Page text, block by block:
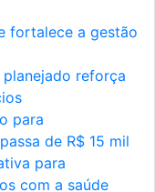
fortalece a gestão
reforça
para
de R$ 15 mil
para
com a saúde